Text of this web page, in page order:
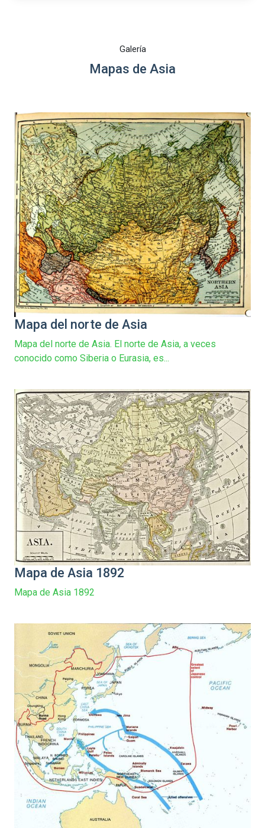
Galería
Mapas de Asia
Mapa del norte de Asia
Mapa del norte de Asia. El norte de Asia, a veces
conocido como Siberia o Eurasia, es...
Mapa de Asia 1892
Mapa de Asia 1892